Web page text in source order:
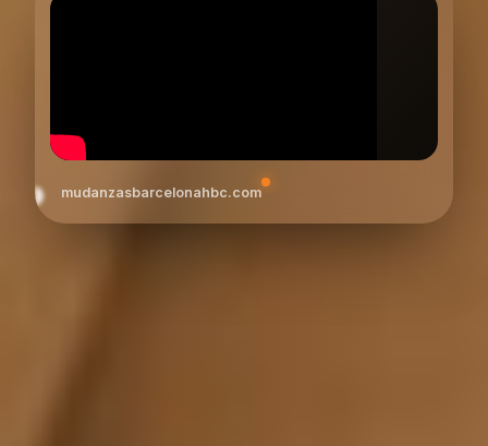
mudanzasbarcelonahbc.com